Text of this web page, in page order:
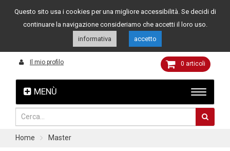
Assistenza clienti 049 8015108 349 4262144
MENÙ
Il mio profilo 0 articoli
Home Master
Questo sito usa i cookies per una migliore accessibilità. Se decidi di
continuare la navigazione consideriamo che accetti il loro uso.
informativa
accetto